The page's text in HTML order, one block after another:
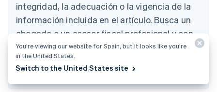
integridad, la adecuación o la vigencia de la
información incluida en el artículo. Busca un
abogado o un asesor fiscal profesional y con
licencia para ejercer en tu jurisdicción si
necesitas asesoramiento para tu situación
particular.
Brasil
PortuguêsEnglish
Bulgaria
Canadá
EnglishFrançais
China continental
Chipre
You’re viewing our website for Spain, but it looks like you’re
in the United States.
Switch to the United States site